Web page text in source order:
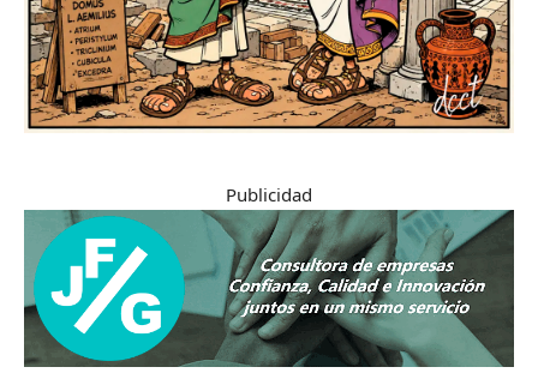
Publicidad